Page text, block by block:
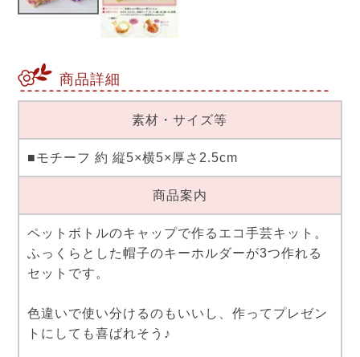
商品詳細
素材・サイズ等
■モチーフ 約 縦5×横5×厚さ2.5cm
商品案内
ペットボトルのキャップで作るエコ手芸キット。
ふっくらとした帽子のキーホルダーが3つ作れる
セットです。
色違いで使い分けるのもいいし、作ってプレゼン
トにしても喜ばれそう♪